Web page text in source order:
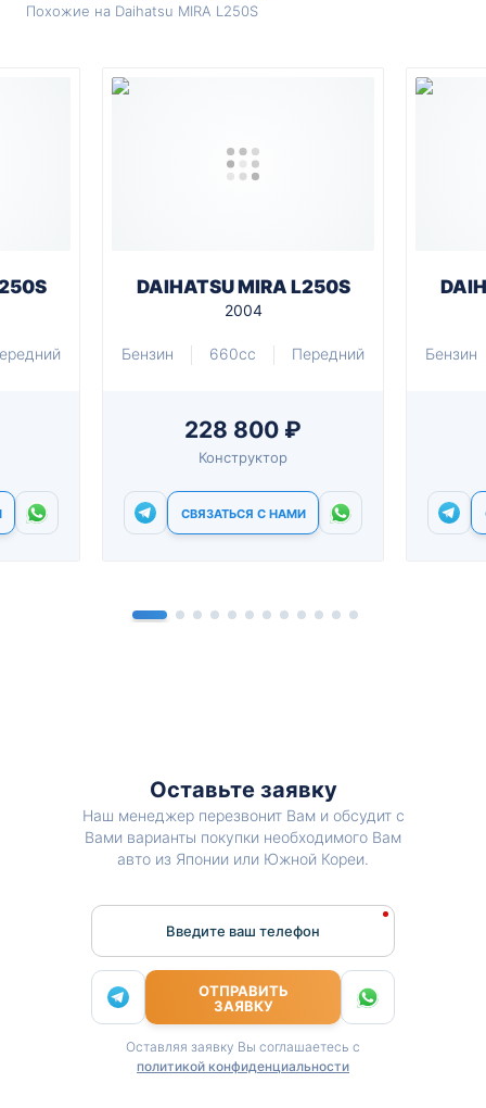
Похожие на Daihatsu MIRA L250S
DAIHATSU MIRA L250S
2004
Бензин 660cc Передний
228 800 ₽
Конструктор
СВЯЗАТЬСЯ С НАМИ
Бензин
Оставьте заявку
Наш менеджер перезвонит Вам и обсудит с
Вами варианты покупки необходимого Вам
авто из Японии или Южной Кореи.
Введите ваш телефон
ОТПРАВИТЬ
ЗАЯВКУ
Оставляя заявку Вы соглашаетесь с
политикой конфиденциальности